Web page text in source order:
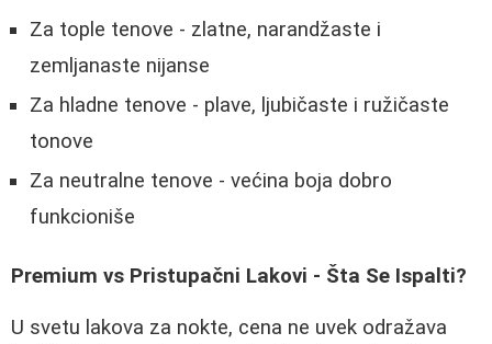
Za tople tenove - zlatne, narandžaste i
zemljanaste nijanse
Za hladne tenove - plave, ljubičaste i ružičaste
tonove
Za neutralne tenove - većina boja dobro
funkcioniše
Premium vs Pristupačni Lakovi - Šta Se Ispalti?
U svetu lakova za nokte, cena ne uvek odražava